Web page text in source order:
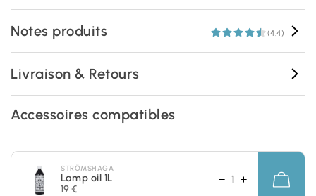
Notes produits (4.4)
Livraison & Retours
Accessoires compatibles
STRÖMSHAGA
Lamp oil 1L
19 €